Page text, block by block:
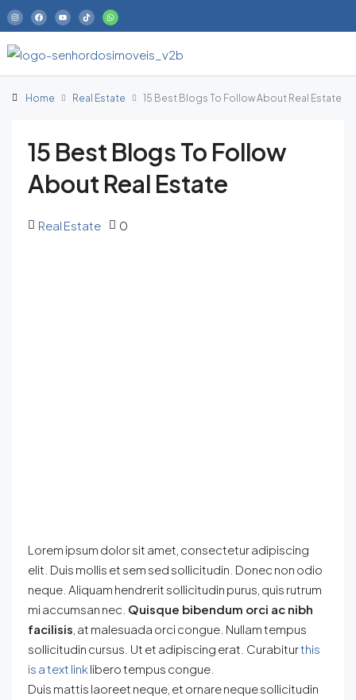
Home Real Estate 15 Best Blogs To Follow About Real Estate
15 Best Blogs To Follow
About Real Estate
Real Estate 0
Lorem ipsum dolor sit amet, consectetur adipiscing
elit. Duis mollis et sem sed sollicitudin. Donec non odio
neque. Aliquam hendrerit sollicitudin purus, quis rutrum
mi accumsan nec. Quisque bibendum orci ac nibh
facilisis , at malesuada orci congue. Nullam tempus
sollicitudin cursus. Ut et adipiscing erat. Curabiturthis
is a text link libero tempus congue.
Duis mattis laoreet neque, et ornare neque sollicitudin